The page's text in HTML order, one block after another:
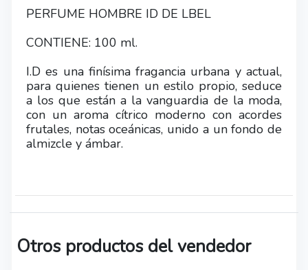
PERFUME HOMBRE ID DE LBEL
CONTIENE: 100 ml.
I.D es una finísima fragancia urbana y actual,
para quienes tienen un estilo propio, seduce
a los que están a la vanguardia de la moda,
con un aroma cítrico moderno con acordes
frutales, notas oceánicas, unido a un fondo de
almizcle y ámbar.
Otros productos del vendedor